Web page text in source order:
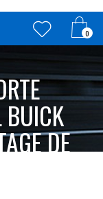
0
BUICK
DE